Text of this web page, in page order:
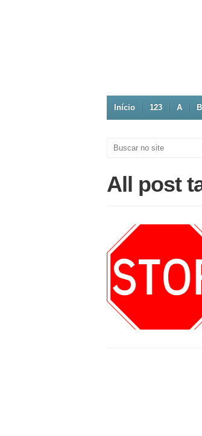
Início 123 A B
All post